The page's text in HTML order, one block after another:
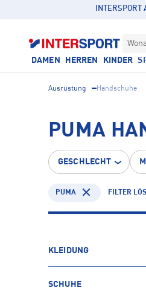
DAMEN HERREN KINDER
Ausrüstung Handschuhe
PUMA
GESCHLECHT
PUMA FILTER
KLEIDUNG
SCHUHE